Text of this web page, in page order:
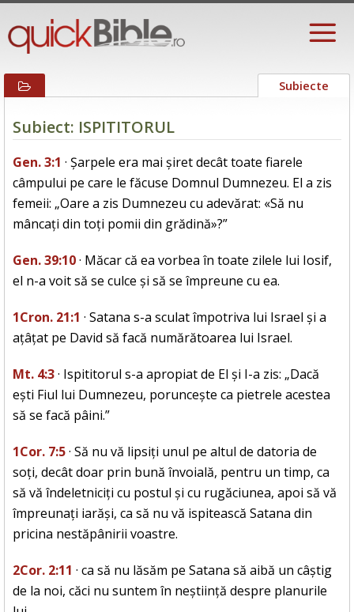
Subiecte
Subiect: ISPITITORUL
Gen. 3:1 · Șarpele era mai șiret decât toate fiarele
câmpului pe care le făcuse Domnul Dumnezeu. El a zis
femeii: „Oare a zis Dumnezeu cu adevărat: «Să nu
mâncați din toți pomii din grădină»?”
Gen. 39:10· Măcar că ea vorbea în toate zilele lui Iosif,
el n-a voit să se culce și să se împreune cu ea.
1Cron. 21:1 · Satana s-a sculat împotriva lui Israel și a
ațâțat pe David să facă numărătoarea lui Israel.
Mt. 4:3· Ispititorul s-a apropiat de El și I-a zis: „Dacă
ești Fiul lui Dumnezeu, poruncește ca pietrele acestea
să se facă pâini.”
1Cor. 7:5· Să nu vă lipsiți unul pe altul de datoria de
soți, decât doar prin bună învoială, pentru un timp, ca
să vă îndeletniciți cu postul și cu rugăciunea, apoi să vă
împreunați iarăși, ca să nu vă ispitească Satana din
pricina nestăpânirii voastre.
2Cor. 2:11 · ca să nu lăsăm pe Satana să aibă un câștig
de la noi, căci nu suntem în neștiință despre planurile